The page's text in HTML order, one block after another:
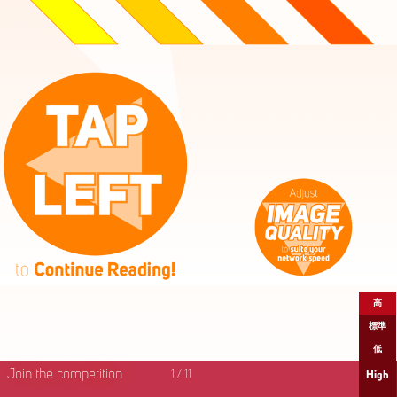
Join the competition 1 / 11 High
高
標準
低